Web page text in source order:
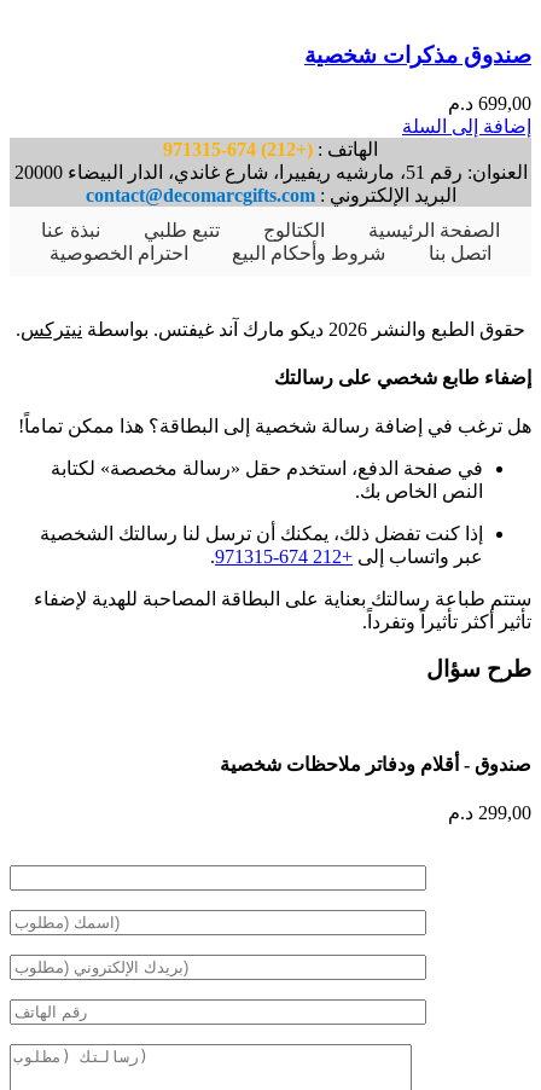
صندوق مذكرات شخصية
699,00 د.م
إضافة إلى السلة
الهاتف : (+212) 674-971315
العنوان: رقم 51، مارشيه ريفييرا، شارع غاندي، الدار البيضاء 20000
البريد الإلكتروني :contact@decomarcgifts.com
الصفحة الرئيسية
الكتالوج تتبع طلبي
نبذة عنا
اتصل بنا
شروط وأحكام البيع احترام الخصوصية
حقوق الطبع والنشر 2026 ديكو مارك آند غيفتس. بواسطة نيتركس.
إضفاء طابع شخصي على رسالتك
هل ترغب في إضافة رسالة شخصية إلى البطاقة؟ هذا ممكن تماماً!
في صفحة الدفع، استخدم حقل «رسالة مخصصة» لكتابة
النص الخاص بك.
إذا كنت تفضل ذلك، يمكنك أن ترسل لنا رسالتك الشخصية
عبر واتساب إلى +212 674-971315
.
ستتم طباعة رسالتك بعناية على البطاقة المصاحبة للهدية لإضفاء
تأثير أكثر تأثيراً وتفرداً.
طرح سؤال
صندوق - أقلام ودفاتر ملاحظات شخصية
299,00 د.م